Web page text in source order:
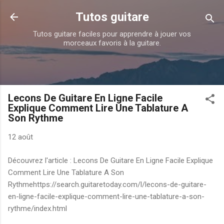
Accéder au contenu principal
Tutos guitare
Tutos guitare faciles pour apprendre à jouer vos
morceaux favoris à la guitare.
Lecons De Guitare En Ligne Facile
Explique Comment Lire Une Tablature A
Son Rythme
12 août
Découvrez l'article : Lecons De Guitare En Ligne Facile Explique
Comment Lire Une Tablature A Son
Rythmehttps://search.guitaretoday.com/l/lecons-de-guitare-
en-ligne-facile-explique-comment-lire-une-tablature-a-son-
rythme/index.html